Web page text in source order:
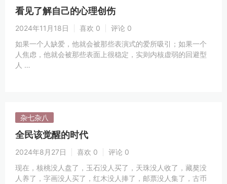
看见了解自己的心理创伤
2024年11月18日 喜欢 0
评论 0
如果一个人缺爱，他就会被那些表演式的爱所吸引；如果一个
人焦虑，他就会被那些表面上很稳定，实则内核虚弱的回避型
人 …
杂七杂八
全民该觉醒的时代
2024年8月27日 喜欢 0
评论 0
现在，核桃没人盘了，玉石没人买了，天珠没人收了，藏獒没
人养了，字画没人买了，红木没人捧了，邮票没人集了，古币